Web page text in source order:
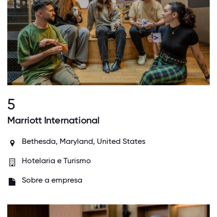
5
Marriott International
Bethesda, Maryland, United States
Hotelaria e Turismo
Sobre a empresa